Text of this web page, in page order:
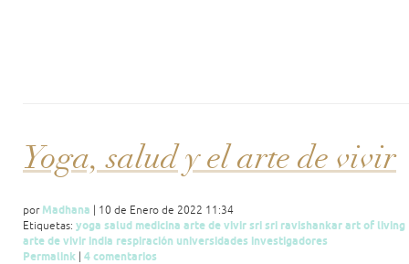
Yoga, salud y el arte de vivir
por Madhana | 10 de Enero de 2022 11:34
Etiquetas: yoga salud medicina arte de vivir sri sri ravishankar art of living
arte de vivir india respiración universidades investigadores
Permalink 4 comentarios